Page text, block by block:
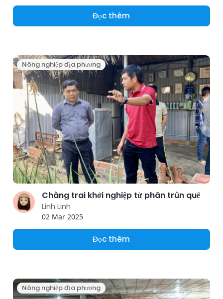
Đọc thêm
Nông nghiệp địa phương
Chàng trai khởi nghiệp từ phân trùn quế
Linh Linh
02 Mar 2025
Đọc thêm
Nông nghiệp địa phương